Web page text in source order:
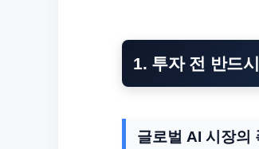
1. 투자 전 반드
글로벌 AI 시장의